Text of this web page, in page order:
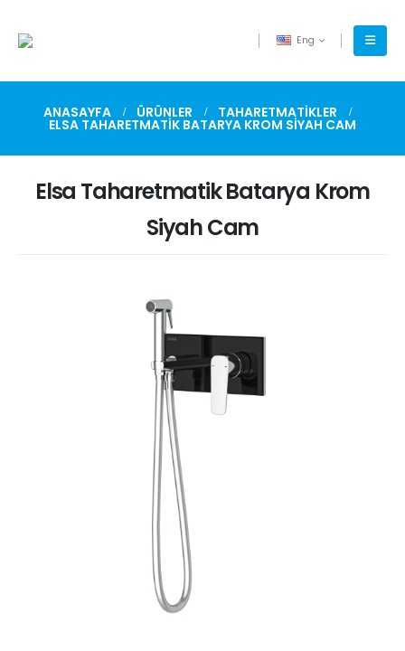
Eng
ANASAYFA ÜRÜNLER TAHARETMATIKLER
ELSA TAHARETMATIK BATARYA KROM SIYAH CAM
Elsa Taharetmatik Batarya Krom
Siyah Cam